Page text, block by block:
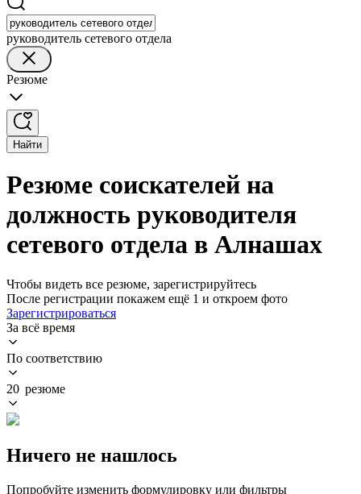
руководитель сетевого отдела
Резюме
Найти
Резюме соискателей на
должность руководителя
сетевого отдела в Алнашах
Чтобы видеть все резюме, зарегистрируйтесь
После регистрации покажем ещё 1 и откроем фото
Зарегистрироваться
За всё время
По соответствию
20 резюме
Ничего не нашлось
Попробуйте изменить формулировку или фильтры